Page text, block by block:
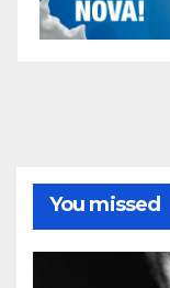
You missed